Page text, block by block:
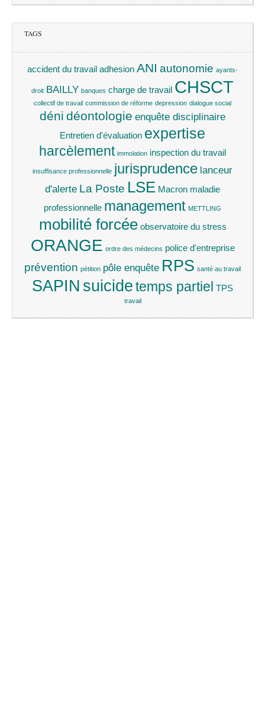
TAGS
accident du travail adhesion ANI autonomie ayants-
droit BAILLY banques charge de travail CHSCT
collectif de travail commission de réforme depression dialogue social
déni déontologie enquête disciplinaire
Entretien d'évaluation expertise
harcèlement immolation inspection du travail
insuffisance professionnelle jurisprudence lanceur
d'alerte La Poste LSE Macron maladie
professionnelle management METTLING
mobilité forcée observatoire du stress
ORANGE ordre des médecins police d'entreprise
prévention pétition pôle enquête RPS santé au travail
SAPIN suicidetemps partiel TPS
travail